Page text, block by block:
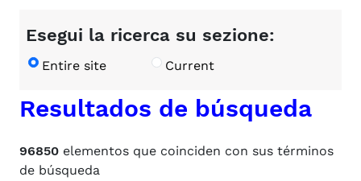
Esegui la ricerca su sezione:
Entire site Current
Resultados de búsqueda
96850 elementos que coinciden con sus términos
de búsqueda